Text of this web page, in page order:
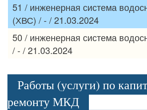
51 / инженерная система
(ХВС) / - / 21.03.2024
50 / инженерная система
/ - / 21.03.2024
Работы (услуги) по
ремонту МКД